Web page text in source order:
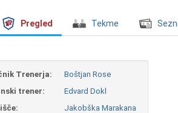
Pregled Tekme
Trenerja:
Boštjan Rose
trener:
Edvard Dokl
Jakobška Marakana